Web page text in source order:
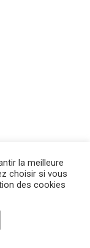
la meilleure
choisir si vous
des cookies